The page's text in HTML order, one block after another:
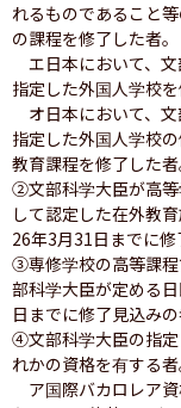
れるものであること
の課程を修了した者。
エ日本において、
指定した外国人学校を
オ日本において、
指定した外国人学校
教育課程を修了した者
②文部科学大臣が高等
して認定した在外教
26年3月31日までに修
③専修学校の高等課程
部科学大臣が定める
日までに修了見込みの
④文部科学大臣の指定
れかの資格を有する者
ア国際バカロレア